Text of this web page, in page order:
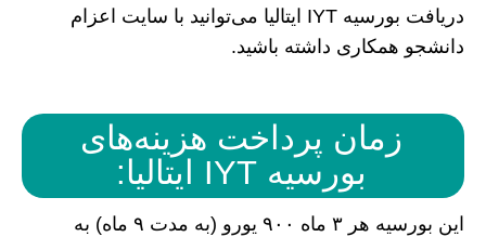
دریافت بورسیه IYT ایتالیا می‌توانید با سایت اعزام
دانشجو همکاری داشته باشید.
زمان پرداخت هزینه‌های
بورسیه IYT ایتالیا:
این بورسیه هر ۳ ماه ۹۰۰ یورو (به مدت ۹ ماه) به